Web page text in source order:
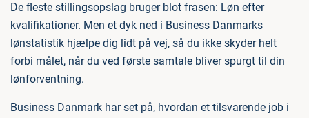
De fleste stillingsopslag bruger blot frasen: Løn efter
kvalifikationer. Men et dyk ned i Business Danmarks
lønstatistik hjælpe dig lidt på vej, så du ikke skyder helt
forbi målet, når du ved første samtale bliver spurgt til din
lønforventning.
Business Danmark har set på, hvordan et tilsvarende job i